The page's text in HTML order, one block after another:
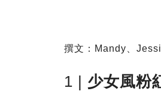
撰文：Mandy、
1 | 少女風粉